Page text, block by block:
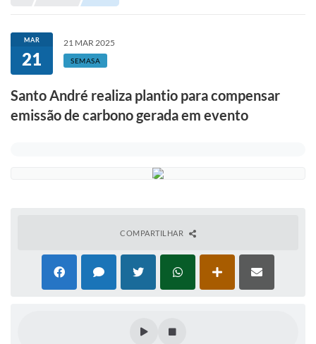
Portal de Serviços
Transparência
Ônibus
Consultar Processos
Contas Públicas
Fale Conosco
FAQ - Perguntas Frequentes
MAR
21
21 MAR 2025
SEMASA
Santo André realiza plantio para compensar
emissão de carbono gerada em evento
COMPARTILHAR